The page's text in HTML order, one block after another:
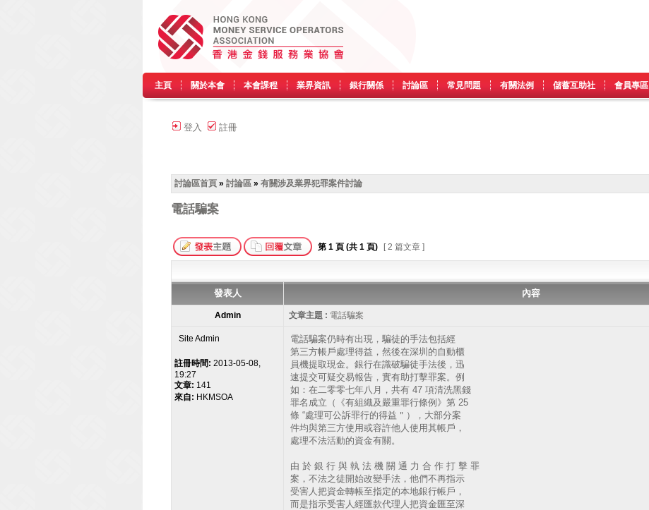
主頁 關於本會 本會課程 業界資訊 銀行關係 討論區 常見問題 有關法例 儲蓄互助社 會員專區
登入 註冊
討論區首頁 » 討論區 » 有關涉及業界犯罪案件討論
電話騙案
第 1 頁 (共 1 頁) [ 2 篇文章 ]
發表人 內容
Admin 文章主題 : 電話騙案
Site Admin
註冊時間: 2013-05-08,
19:27
文章: 141
來自: HKMSOA
電話騙案仍時有出現，騙徒的手法包括經
第三方帳戶處理得益，然後在深圳的自動櫃
員機提取現金。銀行在識破騙徒手法後，迅
速提交可疑交易報告，實有助打擊罪案。例
如：在二零零七年八月，共有 47 項清洗黑錢
罪名成立（《有組織及嚴重罪行條例》第 25
條 “處理可公訴罪行的得益＂），大部分案
件均與第三方使用或容許他人使用其帳戶，
處理不法活動的資金有關。
由 於 銀 行 與 執 法 機 關 通 力 合 作 打 擊 罪
案，不法之徒開始改變手法，他們不再指示
受害人把資金轉帳至指定的本地銀行帳戶，
而是指示受害人經匯款代理人把資金匯至深